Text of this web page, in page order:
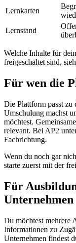
Lernkarten
Lernstand
Welche Inhalte für
freigeschaltet sind,
Für wen die
Die Plattform passt
Umschulung machst
möchtest.
relevant. Bei AP2
Fachrichtung.
Wenn du noch gar
starte zuerst mit der
Für
Unternehmen
Du möchtest mehrere
Informationen zu
Unternehmen findest